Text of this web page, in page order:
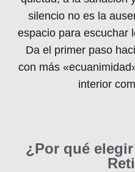
silencio no es la
espacio para escuchar
Da el primer paso
con más
interior
¿Por qué